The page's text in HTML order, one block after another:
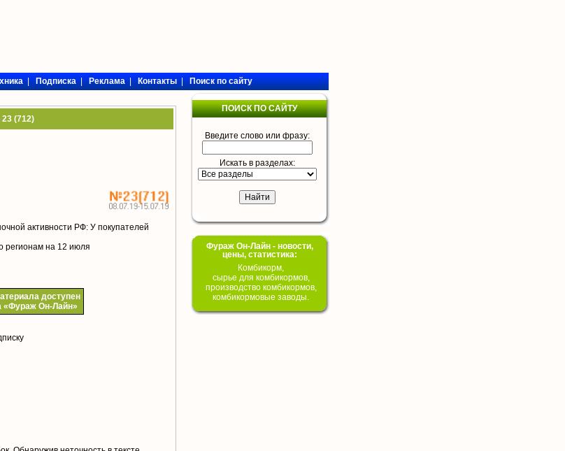
|Подписка|Реклама|Контакты|Поиск по сайту
(712)
активности РФ: У покупателей
регионам на 12 июля
доступен
«Фураж Он-Лайн»
ПОИСК ПО САЙТУ
Введите слово или фразу:
Искать в разделах:
Фураж Он-Лайн - новости,
цены, статистика:
Комбикорм,
сырье для комбикормов,
производство комбикормов,
комбикормовые заводы.